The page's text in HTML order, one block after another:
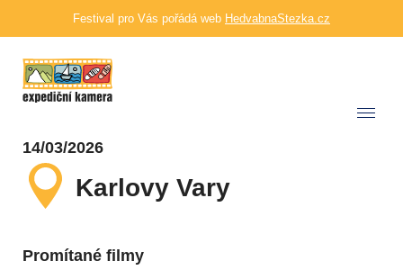
Festival pro Vás pořádá web HedvabnaStezka.cz
14/03/2026
Karlovy Vary
Promítané filmy